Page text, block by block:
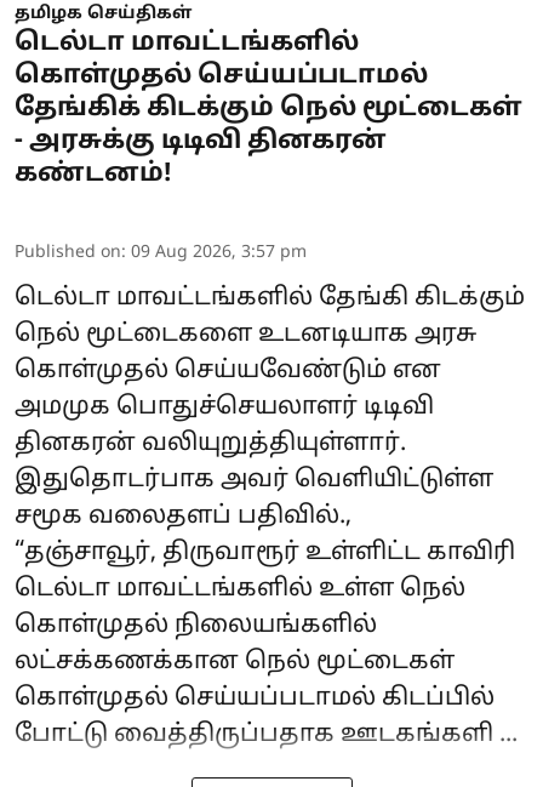
தமிழக செய்திகள்
டெல்டா மாவட்டங்களில்
கொள்முதல் செய்யப்படாமல்
தேங்கிக் கிடக்கும் நெல் மூட்டைகள்
- அரசுக்கு டிடிவி தினகரன்
கண்டனம்!
Published on: 09 Aug 2026, 3:57 pm
டெல்டா மாவட்டங்களில் தேங்கி கிடக்கும்
நெல் மூட்டைகளை உடனடியாக அரசு
கொள்முதல் செய்யவேண்டும் என
அமமுக பொதுச்செயலாளர் டிடிவி
தினகரன் வலியுறுத்தியுள்ளார்.
இதுதொடர்பாக அவர் வெளியிட்டுள்ள
சமூக வலைதளப் பதிவில்.,
“தஞ்சாவூர், திருவாரூர் உள்ளிட்ட காவிரி
டெல்டா மாவட்டங்களில் உள்ள நெல்
கொள்முதல் நிலையங்களில்
லட்சக்கணக்கான நெல் மூட்டைகள்
கொள்முதல் செய்யப்படாமல் கிடப்பில்
போட்டு வைத்திருப்பதாக ஊடகங்களி ...